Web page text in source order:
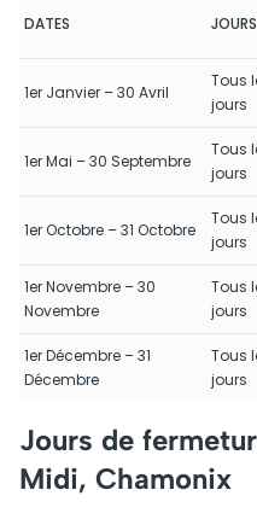
DATES JOURS
1er Janvier – 30 Avril
Tous
jours
1er Mai – 30 Septembre
Tous
jours
1er Octobre – 31 Octobre
Tous
jours
1er Novembre – 30
Novembre
Tous
jours
1er Décembre – 31
Décembre
Tous
jours
Jours de
Midi, Chamonix